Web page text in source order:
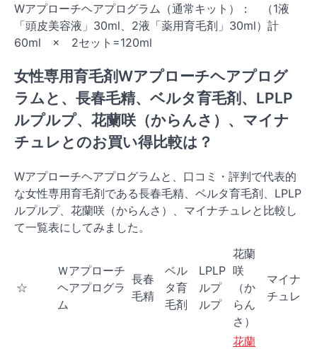
Wアプローチヘアプログラム（通常キット）： （1液
「頭皮美容液」30ml、2液「薬用育毛剤」30ml）計
60ml × 2セット=120ml
女性専用育毛剤Wアプローチヘアプログ
ラムと、長春毛精、ベルタ育毛剤、LPLP
ルプルプ、花蘭咲（からんさ）、マイナ
チュレとのお買い得比較は？
Wアプローチヘアプログラムと、口コミ・評判で代表的
な女性専用育毛剤である長春毛精、ベルタ育毛剤、LPLP
ルプルプ、花蘭咲（からんさ）、マイナチュレと比較し
て一覧表にしてみました。
☆
Ｗアプローチ
ヘアプログラ
ム
長春
毛精
ベル
タ育
毛剤
LPLP
ルプ
ルプ
花蘭
咲
（か
らん
さ）
マイナ
チュレ
花蘭